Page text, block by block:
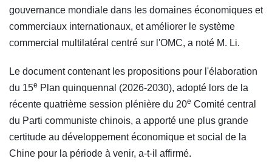
gouvernance mondiale dans les domaines économiques et
commerciaux internationaux, et améliorer le système
commercial multilatéral centré sur l'OMC, a noté M. Li.
Le document contenant les propositions pour l'élaboration
du 15e Plan quinquennal (2026-2030), adopté lors de la
récente quatrième session plénière du 20e Comité central
du Parti communiste chinois, a apporté une plus grande
certitude au développement économique et social de la
Chine pour la période à venir, a-t-il affirmé.